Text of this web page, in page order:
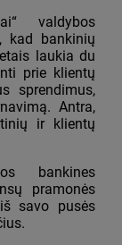
valdybos
kad bankinių
laukia du
prie klientų
sprendimus,
Antra,
ir klientų
bankines
pramonės
savo pusės